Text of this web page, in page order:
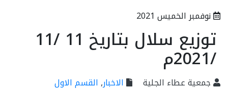
نوفمبر الخميس 2021
توزيع سلال بتاريخ 11 /11
/2021م
جمعية عطاء الجلية الاخبار,القسم الاول